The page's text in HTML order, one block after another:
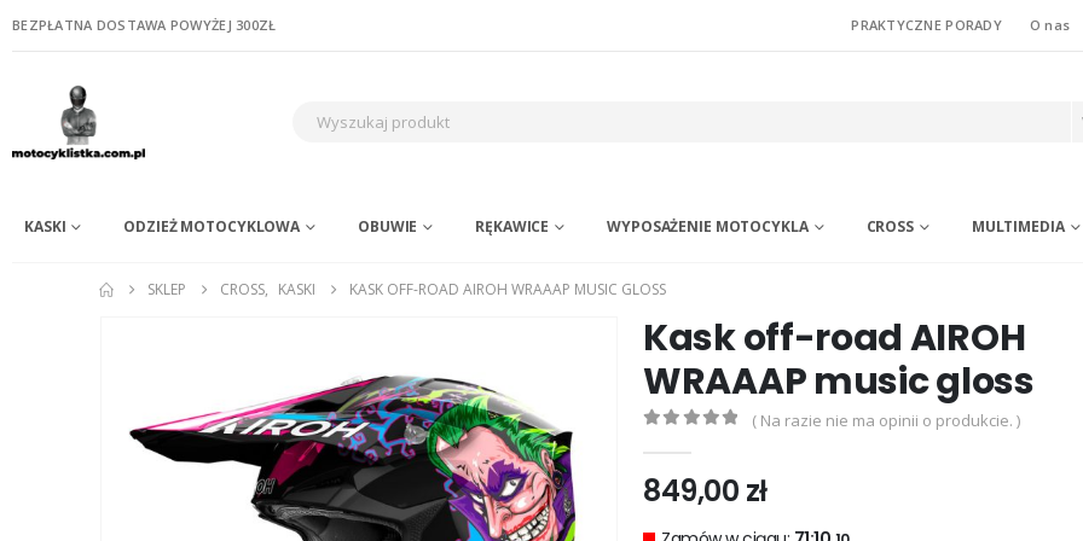
BEZPŁATNA DOSTAWA POWYŻEJ 300ZŁ PRAKTYCZNE PORADY O nas
KASKI ODZIEŻ MOTOCYKLOWA OBUWIE RĘKAWICE WYPOSAŻENIE MOTOCYKLA CROSS MULTIMEDIA
SKLEP CROSS, KASKI KASK OFF-ROAD AIROH WRAAAP MUSIC GLOSS
Kask off-road AIROH
WRAAAP music gloss
( Na razie nie ma opinii o produkcie. )
849,00 zł